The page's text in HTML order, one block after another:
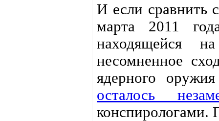
И если сравнить
марта 2011
находящейся
несомненное
ядерного
осталось
конспирологами.